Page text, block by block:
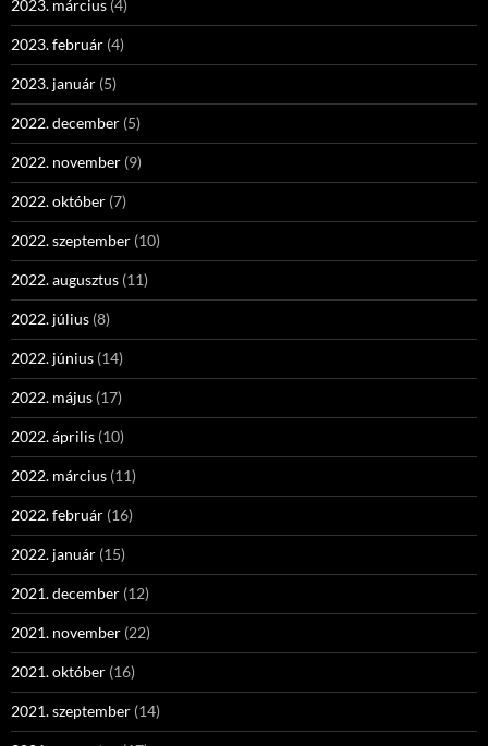
2023. március (4)
2023. február (4)
2023. január (5)
2022. december (5)
2022. november (9)
2022. október (7)
2022. szeptember (10)
2022. augusztus (11)
2022. július (8)
2022. június (14)
2022. május (17)
2022. április (10)
2022. március (11)
2022. február (16)
2022. január (15)
2021. december (12)
2021. november (22)
2021. október (16)
2021. szeptember (14)